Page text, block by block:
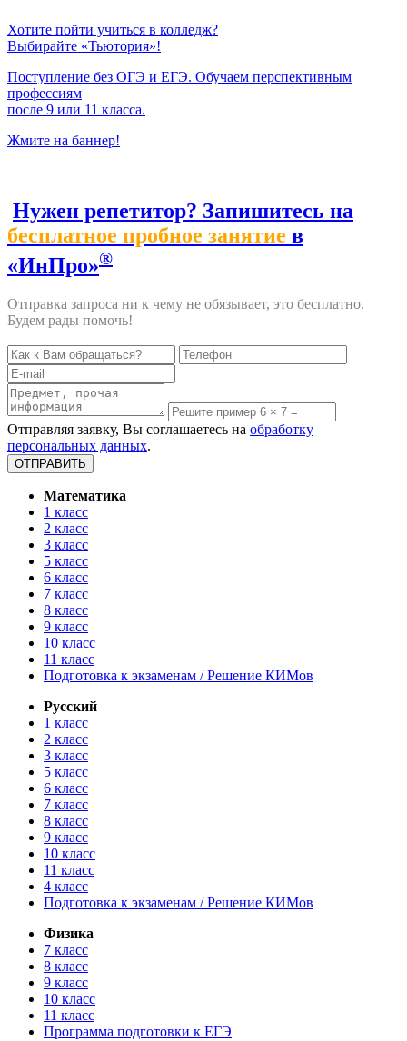
Хотите пойти учиться в колледж?
Выбирайте «Тьютория»!
Поступление без ОГЭ и ЕГЭ. Обучаем перспективным
профессиям
после 9 или 11 класса.
Жмите на баннер!
Нужен репетитор? Запишитесь на
бесплатное пробное занятие в
«ИнПро»®
Отправка запроса ни к чему не обязывает, это бесплатно.
Будем рады помочь!
Отправляя заявку, Вы соглашаетесь на обработку
персональных данных.
Математика
1 класс
2 класс
3 класс
5 класс
6 класс
7 класс
8 класс
9 класс
10 класс
11 класс
Подготовка к экзаменам / Решение КИМов
Русский
1 класс
2 класс
3 класс
5 класс
6 класс
7 класс
8 класс
9 класс
10 класс
11 класс
4 класс
Подготовка к экзаменам / Решение КИМов
Физика
7 класс
8 класс
9 класс
10 класс
11 класс
Программа подготовки к ЕГЭ